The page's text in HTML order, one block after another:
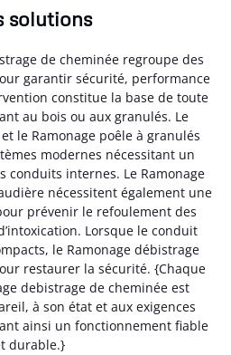
solutions
de cheminée regroupe des
garantir sécurité, performance
constitue la base de toute
au bois ou aux granulés. Le
le Ramonage poêle à granulés
modernes nécessitant un
conduits internes. Le Ramonage
nécessitent également une
prévenir le refoulement des
Lorsque le conduit
le Ramonage débistrage
restaurer la sécurité. {Chaque
debistrage de cheminée est
à son état et aux exigences
ainsi un fonctionnement fiable
durable.}